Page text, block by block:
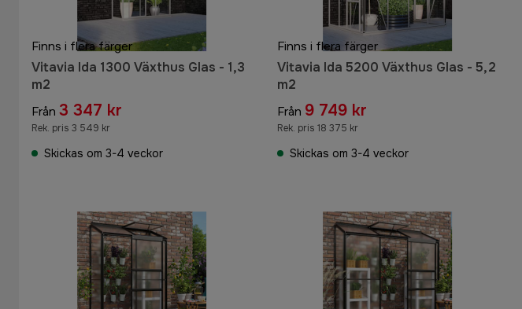
Finns i flera färger
Vitavia Ida 1300 Växthus Glas - 1,3
m2
Från 3 347 kr
Rek. pris 3 549 kr
Skickas om 3-4 veckor
Finns i flera färger
Vitavia Ida 5200 Växthus Glas - 5,2
m2
Från 9 749 kr
Rek. pris 18 375 kr
Skickas om 3-4 veckor